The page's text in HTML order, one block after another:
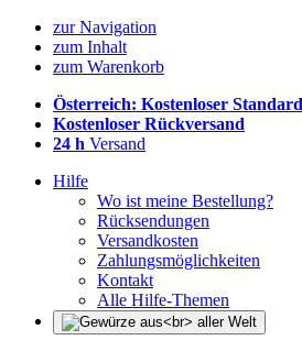
zur Navigation
zum Inhalt
zum Warenkorb
Österreich: Kostenloser
Kostenloser Rückversand
24 h Versand
Hilfe
Wo ist meine Bestellung?
Rücksendungen
Versandkosten
Zahlungsmöglichkeiten
Kontakt
Alle Hilfe-Themen